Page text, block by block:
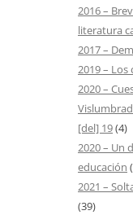
2016 –
literatura
2017 –
2019 –
2020 –
[del] 19(4)
2020 – Un
educación
2021 –
(39)